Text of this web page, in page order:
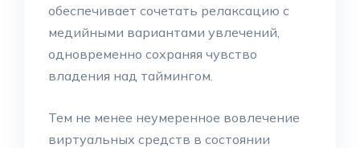
обеспечивает сочетать релаксацию с
медийными вариантами увлечений,
одновременно сохраняя чувство
владения над таймингом.
Тем не менее неумеренное вовлечение
виртуальных средств в состоянии